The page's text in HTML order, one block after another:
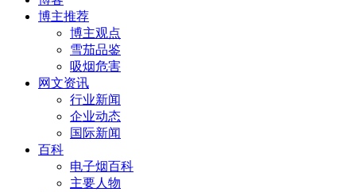
博主推荐
博主观点
雪茄品鉴
吸烟危害
网文资讯
行业新闻
企业动态
国际新闻
百科
电子烟百科
主要人物